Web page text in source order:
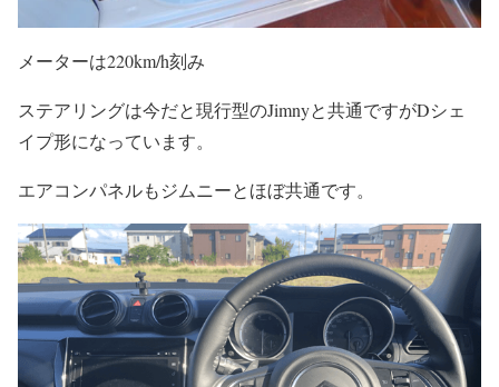
メーターは220km/h刻み
ステアリングは今だと現行型のJimnyと共通ですがDシェ
イプ形になっています。
エアコンパネルもジムニーとほぼ共通です。